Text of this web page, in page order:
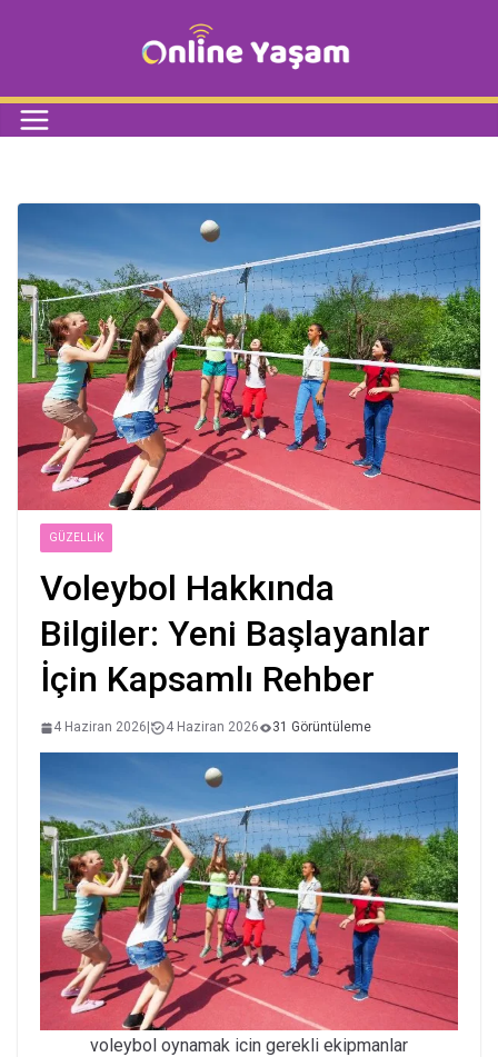
GÜZELLIK
Voleybol Hakkında
Bilgiler: Yeni Başlayanlar
İçin Kapsamlı Rehber
4 Haziran 2026 4 Haziran 2026 31 Görüntüleme
voleybol oynamak icin gerekli ekipmanlar